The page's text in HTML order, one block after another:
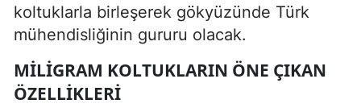
koltuklarla birleşerek gökyüzünde Türk
mühendisliğinin gururu olacak.
MILIGRAM KOLTUKLARIN ÖNE ÇIKAN
ÖZELLIKLERI